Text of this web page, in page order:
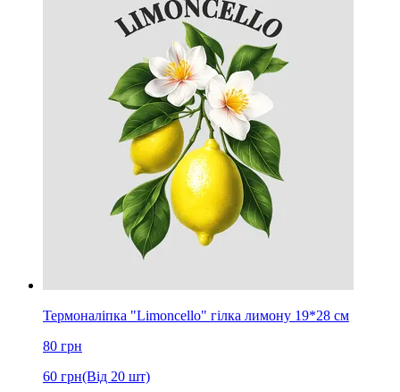
Термоналіпка "Limoncello" гілка лимону 19*28 см
80 грн
60 грн(Від 20 шт)